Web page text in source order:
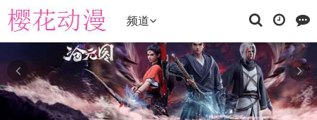
频道